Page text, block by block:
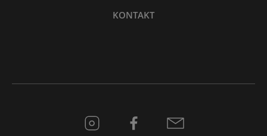
KONTAKT